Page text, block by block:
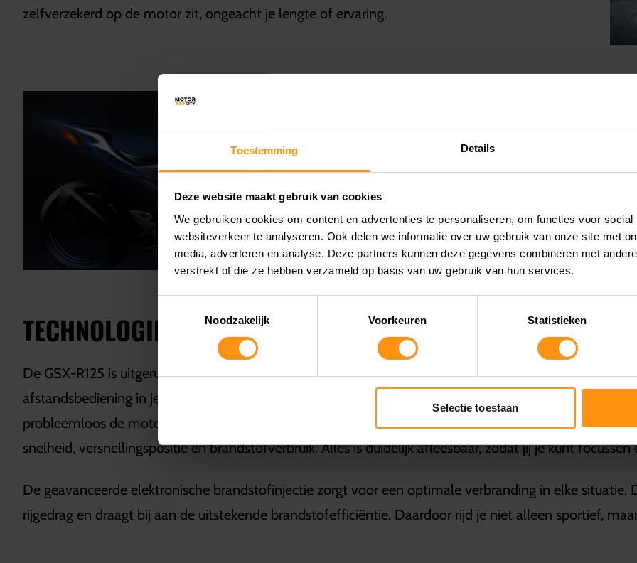
Toestemming Details
Deze website maakt gebruik van cookies
We gebruiken cookies om content en advertenties te personaliseren, om functies voor social
websiteverkeer te analyseren. Ook delen we informatie over uw gebruik van onze site met
media, adverteren en analyse. Deze partners kunnen deze gegevens combineren met
verstrekt of die ze hebben verzameld op basis van uw gebruik van hun services.
Noodzakelijk
Voorkeuren Statistieken
Selectie toestaan
zelfverzekerd op de motor zit, ongeacht je lengte of ervaring.
DESIGN – SPORTIEF
De GSX-R125 is niet alleen snel,
ontwikkeld in de windtunnel en
zie je de verticaal geplaatste LED-
visuele knipoog naar Suzuki’s race-
opvallend voorkomen en maken je
TECHNOLOGIE DIE ONDERSTEUNT
De GSX-R125 is uitgerust met technologie die je rijervaring ondersteunt. Zo start je de motor
afstandsbediening in je zak zit, ben je klaar om te rijden. Het Suzuki Easy Start-systeem zorgt er
probleemloos de motor start – zelfs op koude ochtenden. Op het dashboard vind je een
snelheid, versnellingspositie en brandstofverbruik. Alles is duidelijk afleesbaar, zodat jij je kunt focussen
De geavanceerde elektronische brandstofinjectie zorgt voor een optimale verbranding in elke
rijgedrag en draagt bij aan de uitstekende brandstofefficiëntie. Daardoor rijd je niet alleen sportief,